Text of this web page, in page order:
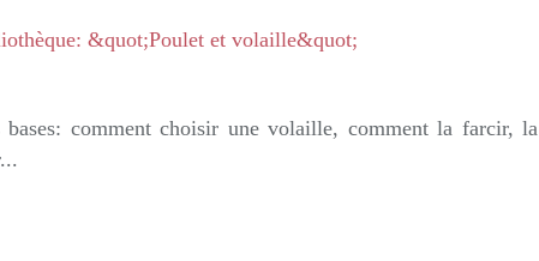
bases: comment choisir une volaille, comment la farcir, la